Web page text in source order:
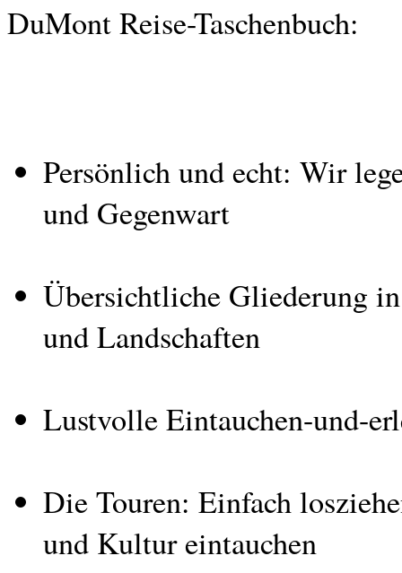
DuMont Reise-Taschenbuch:
Persönlich und echt: Wir
und Gegenwart
Übersichtliche Gliederung
und Landschaften
Lustvolle Eintauchen-und-
Die Touren: Einfach
und Kultur eintauchen